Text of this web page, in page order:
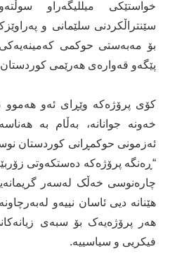
خواستێکی میللیگەراو
سێنتراڵکردنی سلێمانی و
بۆ مەبەستی حوکمی
پێگەو قەوارەی هەرێمی
کۆی پرۆژەکە وێڕای ئەو هەموو
خەونە جوانانە، بەڵام بە
ئەزمونی حوکمڕانی کوردستان
“ڕەنگە پرۆژەکە دەستکەوتی
چارەنوسی خەڵک لەسەر
هێنانە دیی ئاسان نییەو
هەر پرۆژەیەک بۆ سبەی
فیکریی و سیاسییە.